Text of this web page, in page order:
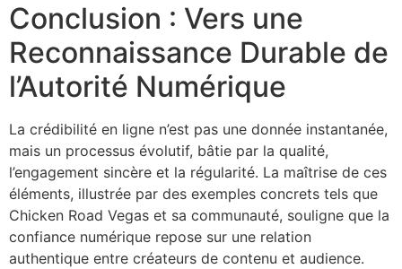
Conclusion : Vers une
Reconnaissance Durable de
l’Autorité Numérique
La crédibilité en ligne n’est pas une donnée instantanée,
mais un processus évolutif, bâtie par la qualité,
l’engagement sincère et la régularité. La maîtrise de ces
éléments, illustrée par des exemples concrets tels que
Chicken Road Vegas et sa communauté, souligne que la
confiance numérique repose sur une relation
authentique entre créateurs de contenu et audience.